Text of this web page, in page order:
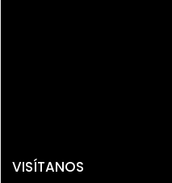
VISÍTANOS